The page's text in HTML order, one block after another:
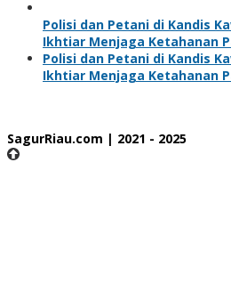
Polisi dan Petani di Kandis
Ikhtiar Menjaga Ketahanan
Polisi dan Petani di Kandis
Ikhtiar Menjaga Ketahanan
SagurRiau.com | 2021 - 2025